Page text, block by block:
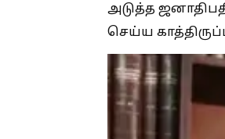
அடுத்த
செய்ய